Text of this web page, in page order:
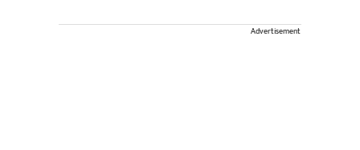
Advertisement